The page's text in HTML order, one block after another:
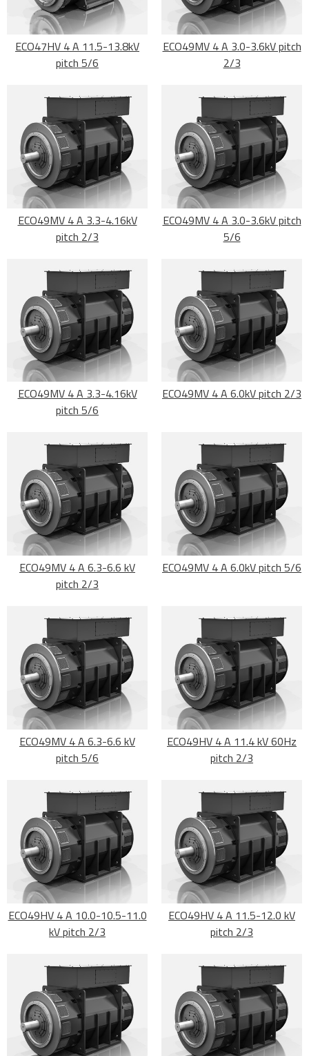
ECO47HV 4 A 11.5-13.8kV
pitch 5/6
ECO49MV 4 A 3.0-3.6kV pitch
2/3
ECO49MV 4 A 3.3-4.16kV
pitch 2/3
ECO49MV 4 A 3.0-3.6kV pitch
5/6
ECO49MV 4 A 3.3-4.16kV
pitch 5/6
ECO49MV 4 A 6.0kV pitch 2/3
ECO49MV 4 A 6.3-6.6 kV
pitch 2/3
ECO49MV 4 A 6.0kV pitch 5/6
ECO49MV 4 A 6.3-6.6 kV
pitch 5/6
ECO49HV 4 A 11.4 kV 60Hz
pitch 2/3
ECO49HV 4 A 10.0-10.5-11.0
kV pitch 2/3
ECO49HV 4 A 11.5-12.0 kV
pitch 2/3